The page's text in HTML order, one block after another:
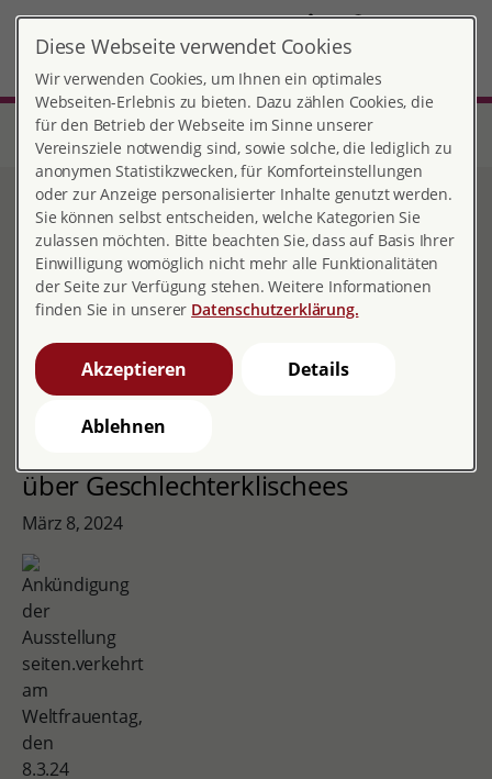
DE
Start Niedersachsen
Beratungsstelle Bremervörde
Aktuelles und Pressemitteilungen
Aktuelles und
Pressemitteilungen
Aktuelles und Pressemitteilungen
über Geschlechterklischees
März 8, 2024
Diese Webseite verwendet Cookies
Wir verwenden Cookies, um Ihnen ein optimales
Webseiten-Erlebnis zu bieten. Dazu zählen Cookies, die
für den Betrieb der Webseite im Sinne unserer
Vereinsziele notwendig sind, sowie solche, die lediglich zu
anonymen Statistikzwecken, für Komforteinstellungen
oder zur Anzeige personalisierter Inhalte genutzt werden.
Sie können selbst entscheiden, welche Kategorien Sie
zulassen möchten. Bitte beachten Sie, dass auf Basis Ihrer
Einwilligung womöglich nicht mehr alle Funktionalitäten
der Seite zur Verfügung stehen. Weitere Informationen
finden Sie in unserer Datenschutzerklärung.
Akzeptieren Details
Ablehnen